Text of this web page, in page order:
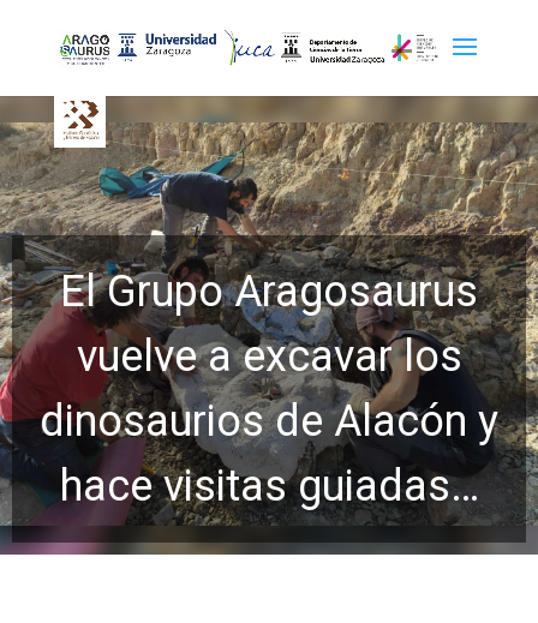
El Grupo Aragosaurus
vuelve a excavar los
dinosaurios de Alacón y
hace visitas guiadas…